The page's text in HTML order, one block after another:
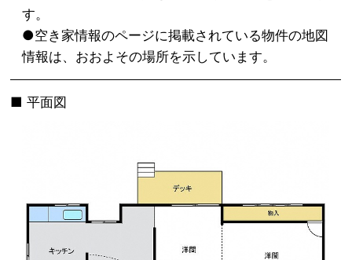
す。
●空き家情報のページに掲載されている物件の地図
情報は、おおよその場所を示しています。
平面図